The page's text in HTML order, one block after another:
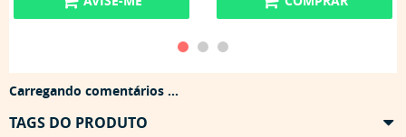
Carregando comentários ...
TAGS DO PRODUTO